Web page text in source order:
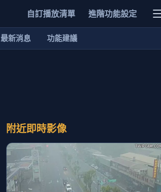
自訂播放清單 進階功能設定
最新消息 功能建議
附近即時影像